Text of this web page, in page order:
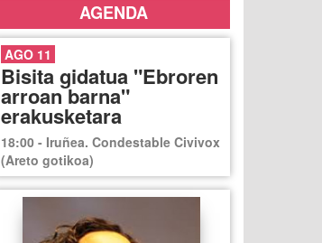
AGENDA
AGO 11
Bisita gidatua "Ebroren
arroan barna"
erakusketara
18:00 - Iruñea. Condestable Civivox
(Areto gotikoa)